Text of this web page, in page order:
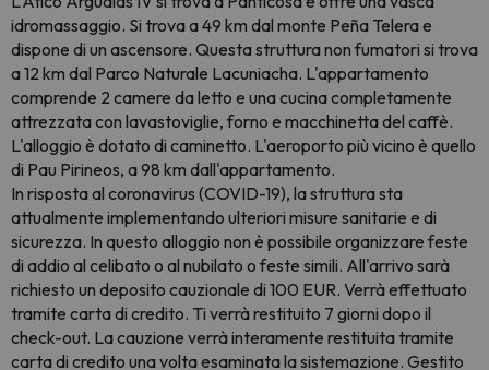
idromassaggio. Si trova a 49 km dal monte Peña Telera e
dispone di un ascensore. Questa struttura non fumatori si trova
a 12 km dal Parco Naturale Lacuniacha. L'appartamento
comprende 2 camere da letto e una cucina completamente
attrezzata con lavastoviglie, forno e macchinetta del caffè.
L'alloggio è dotato di caminetto. L'aeroporto più vicino è quello
di Pau Pirineos, a 98 km dall'appartamento.
In risposta al coronavirus (COVID-19), la struttura sta
attualmente implementando ulteriori misure sanitarie e di
sicurezza. In questo alloggio non è possibile organizzare feste
di addio al celibato o al nubilato o feste simili. All'arrivo sarà
richiesto un deposito cauzionale di 100 EUR. Verrà effettuato
tramite carta di credito. Ti verrà restituito 7 giorni dopo il
check-out. La cauzione verrà interamente restituita tramite
carta di credito una volta esaminata la sistemazione. Gestito